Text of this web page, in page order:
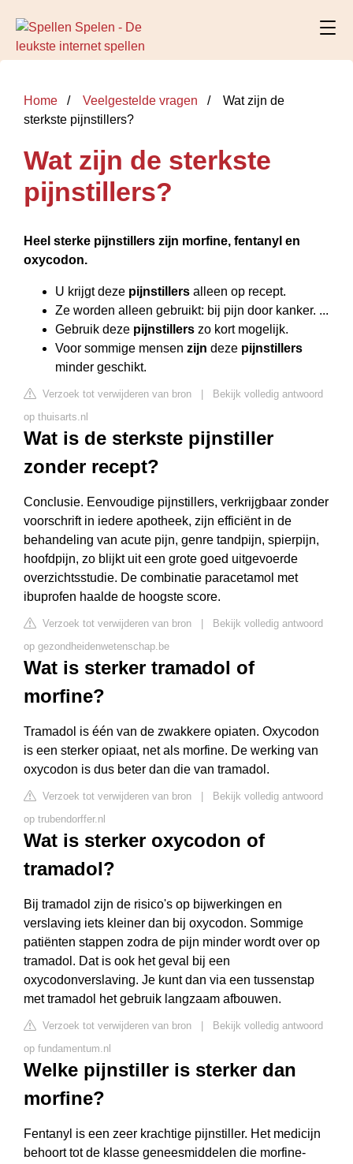
Home Veelgestelde vragen
Wat zijn de
sterkste pijnstillers?
Wat zijn de sterkste
pijnstillers?
Heel sterke pijnstillers zijn morfine, fentanyl en
oxycodon.
U krijgt deze pijnstillers alleen op recept.
Ze worden alleen gebruikt: bij pijn door kanker. ...
Gebruik deze pijnstillers zo kort mogelijk.
Voor sommige mensen zijn deze pijnstillers
minder geschikt.
Verzoek tot verwijderen van bron
Bekijk volledig antwoord
op thuisarts.nl
Wat is de sterkste pijnstiller
zonder recept?
Conclusie. Eenvoudige pijnstillers, verkrijgbaar zonder
voorschrift in iedere apotheek, zijn efficiënt in de
behandeling van acute pijn, genre tandpijn, spierpijn,
hoofdpijn, zo blijkt uit een grote goed uitgevoerde
overzichtsstudie. De combinatie paracetamol met
ibuprofen haalde de hoogste score.
Verzoek tot verwijderen van bron
Bekijk volledig antwoord
op gezondheidenwetenschap.be
Wat is sterker tramadol of
morfine?
Tramadol is één van de zwakkere opiaten. Oxycodon
is een sterker opiaat, net als morfine. De werking van
oxycodon is dus beter dan die van tramadol.
Verzoek tot verwijderen van bron
Bekijk volledig antwoord
op trubendorffer.nl
Wat is sterker oxycodon of
tramadol?
Bij tramadol zijn de risico's op bijwerkingen en
verslaving iets kleiner dan bij oxycodon. Sommige
patiënten stappen zodra de pijn minder wordt over op
tramadol. Dat is ook het geval bij een
oxycodonverslaving. Je kunt dan via een tussenstap
met tramadol het gebruik langzaam afbouwen.
Verzoek tot verwijderen van bron
Bekijk volledig antwoord
op fundamentum.nl
Welke pijnstiller is sterker dan
morfine?
Fentanyl is een zeer krachtige pijnstiller. Het medicijn
behoort tot de klasse geneesmiddelen die morfine-